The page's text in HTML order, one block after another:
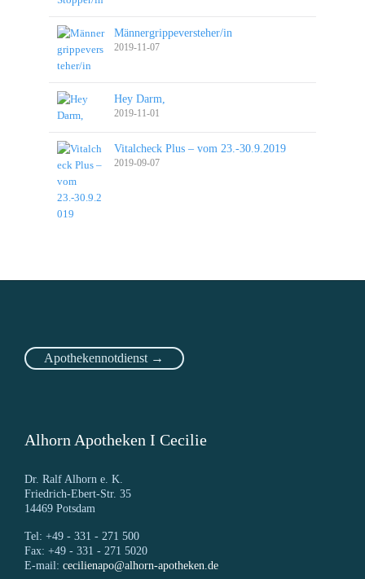
Männergrippeversteher/in
2019-11-07
Hey Darm,
2019-11-01
Vitalcheck Plus – vom 23.-30.9.2019
2019-09-07
Apothekennotdienst →
Alhorn Apotheken I Cecilie
Dr. Ralf Alhorn e. K.
Friedrich-Ebert-Str. 35
14469 Potsdam
Tel: +49 - 331 - 271 500
Fax: +49 - 331 - 271 5020
E-mail: cecilienapo@alhorn-apotheken.de